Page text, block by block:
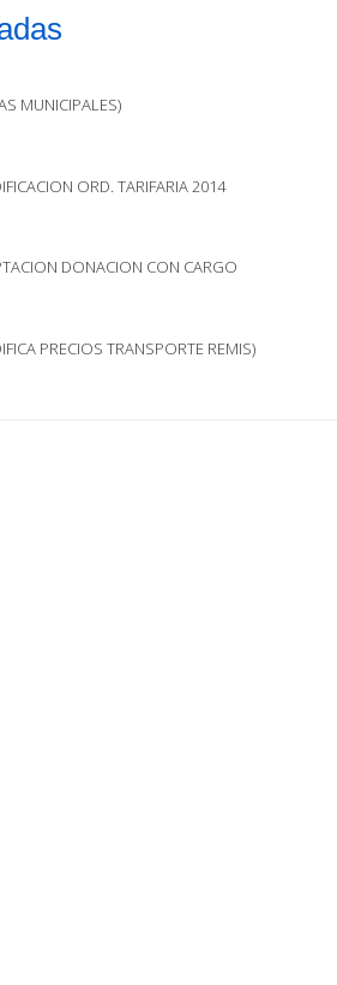
MUNICIPALES)
ORD. TARIFARIA 2014
DONACION CON CARGO
PRECIOS TRANSPORTE REMIS)